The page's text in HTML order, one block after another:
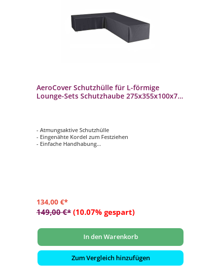
AeroCover Schutzhülle für L-förmige
Lounge-Sets Schutzhaube 275x355x100x70
- Atmungsaktive Schutzhülle
- Eingenähte Kordel zum Festziehen
- Einfache Handhabung
134,00 €*
149,00 €* (10.07% gespart)
In den Warenkorb
Zum Vergleich hinzufügen